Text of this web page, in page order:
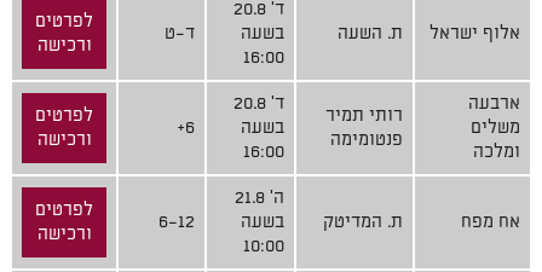
אלוף ישראל ת. השעה
ד' 20.8
בשעה
16:00
ד-ט
לפרטים
ורכישה
ארבעה
משלים
ומלכה
רותי תמיר
פנטומימה
ד' 20.8
בשעה
16:00
6+
לפרטים
ורכישה
אח מפח ת. המדיטק
ה' 21.8
בשעה
10:00
6-12
לפרטים
ורכישה